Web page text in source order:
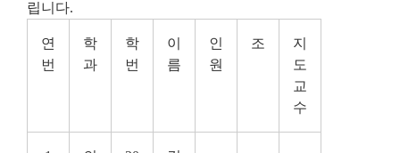
립니다.
연
번
학
과
학
번
이
름
인
원
조
지
도
교
수